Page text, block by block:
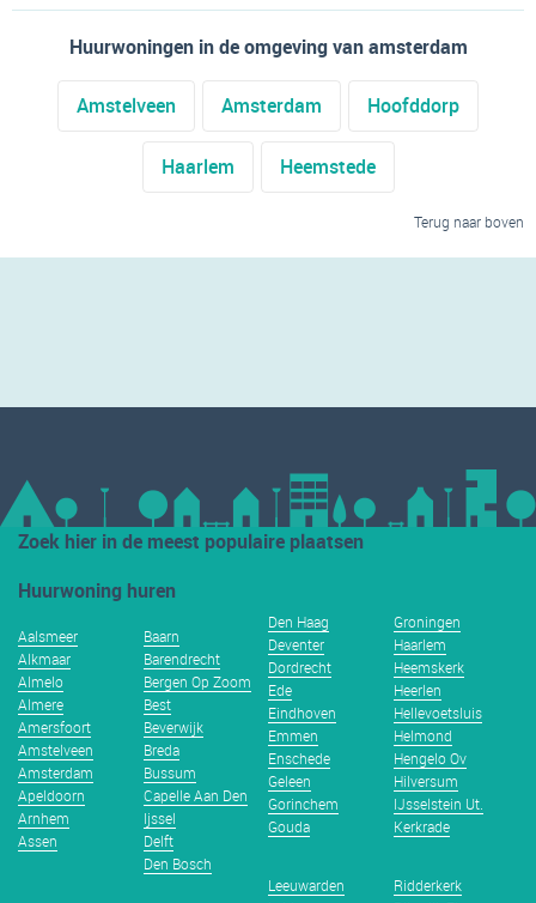
Huurwoningen in de omgeving van amsterdam
Amstelveen Amsterdam Hoofddorp
Haarlem Heemstede
Terug naar boven
Zoek hier in de meest populaire plaatsen
Huurwoning huren
Aalsmeer
Alkmaar
Almelo
Almere
Amersfoort
Amstelveen
Amsterdam
Apeldoorn
Arnhem
Assen
Baarn
Barendrecht
Bergen Op Zoom
Best
Beverwijk
Breda
Bussum
Capelle Aan Den
Ijssel
Delft
Den Bosch
Den Haag
Deventer
Dordrecht
Ede
Eindhoven
Emmen
Enschede
Geleen
Gorinchem
Gouda
Groningen
Haarlem
Heemskerk
Heerlen
Hellevoetsluis
Helmond
Hengelo Ov
Hilversum
IJsselstein Ut.
Kerkrade
Leeuwarden
Ridderkerk